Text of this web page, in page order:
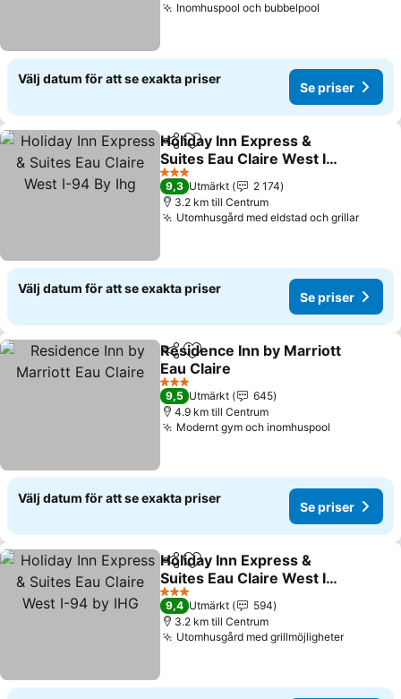
Inomhuspool och bubbelpool
Välj datum för att se exakta priser
Se priser
Dela Lägg till i Mina Favoriter
Holiday Inn Express &
Suites Eau Claire West I-
94 By Ihg
Se priser
3 Stjärnor
9,3 Utmärkt
2 174
3.2 km till Centrum
Utomhusgård med eldstad och grillarSe
Välj datum för att se exakta priser
Se priser
Dela Lägg till i Mina Favoriter
Residence Inn by Marriott
Eau Claire
Se priser
3 Stjärnor
9,5 Utmärkt
645
4.9 km till Centrum
Modernt gym och inomhuspool
Välj datum för att se exakta priser
Se priser
Dela Lägg till i Mina Favoriter
Holiday Inn Express &
Suites Eau Claire West I-
94 by IHG
Se priser
3 Stjärnor
9,4 Utmärkt
594
3.2 km till Centrum
Utomhusgård med grillmöjligheterSe